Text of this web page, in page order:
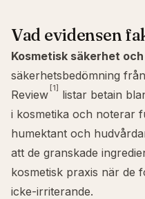
Vad evidensen
Kosmetisk säkerhet
säkerhetsbedömning
Review [1] listar betain
i kosmetika och noterar
humektant och
att de granskade
kosmetisk praxis när de
icke-irriterande.